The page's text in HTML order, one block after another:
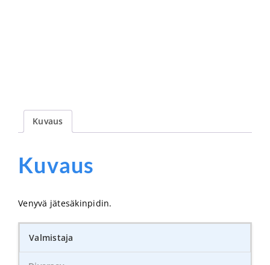
Kuvaus
Kuvaus
Venyvä jätesäkinpidin.
Valmistaja